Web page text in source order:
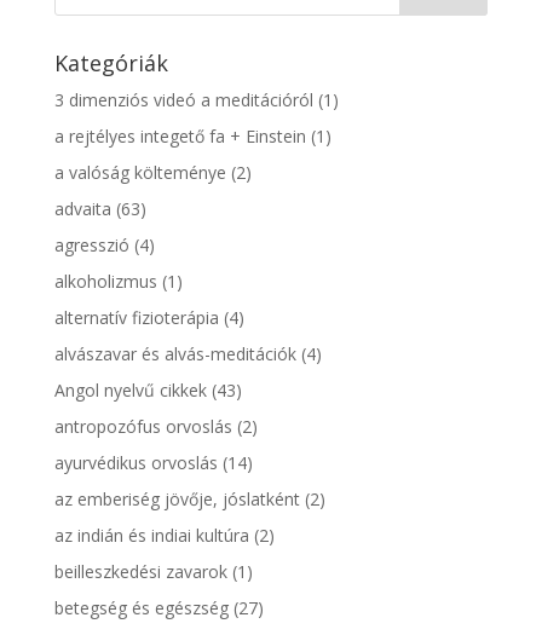
Kategóriák
3 dimenziós videó a meditációról (1)
a rejtélyes integető fa + Einstein (1)
a valóság költeménye (2)
advaita (63)
agresszió (4)
alkoholizmus (1)
alternatív fizioterápia (4)
alvászavar és alvás-meditációk(4)
Angol nyelvű cikkek(43)
antropozófus orvoslás (2)
ayurvédikus orvoslás (14)
az emberiség jövője, jóslatként(2)
az indián és indiai kultúra (2)
beilleszkedési zavarok(1)
betegség és egészség(27)